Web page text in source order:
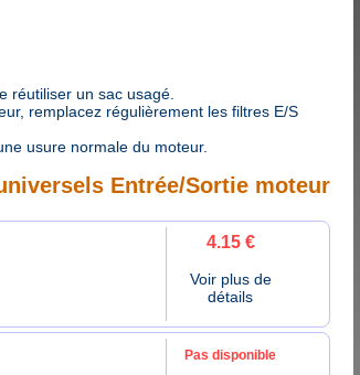
réutiliser un sac usagé.
remplacez régulièrement les filtres E/S
usure normale du moteur.
Entrée/Sortie moteur
4.15 €
Voir plus de
détails
Pas disponible